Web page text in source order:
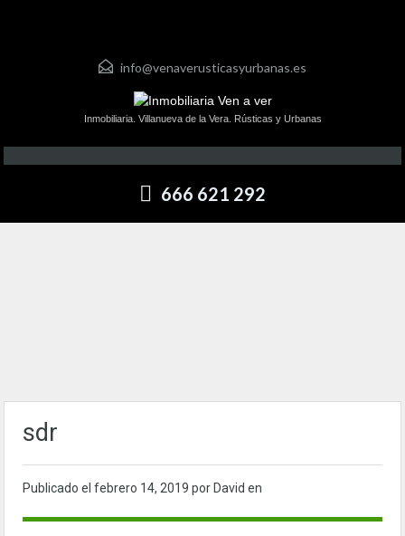
info@venaverusticasyurbanas.es
Inmobiliaria. Villanueva de la Vera. Rústicas y Urbanas
666 621 292
sdr
Publicado el febrero 14, 2019 por David en